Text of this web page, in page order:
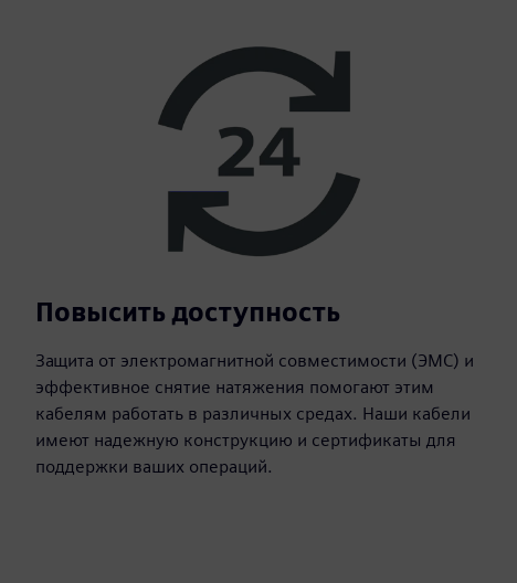
Повысить доступность
Защита от электромагнитной совместимости (ЭМС) и
эффективное снятие натяжения помогают этим
кабелям работать в различных средах. Наши кабели
имеют надежную конструкцию и сертификаты для
поддержки ваших операций.